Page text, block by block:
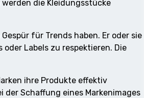
die Kleidungsstücke
für Trends haben. Er oder sie
Labels zu respektieren. Die
ihre Produkte effektiv
Schaffung eines Markenimages